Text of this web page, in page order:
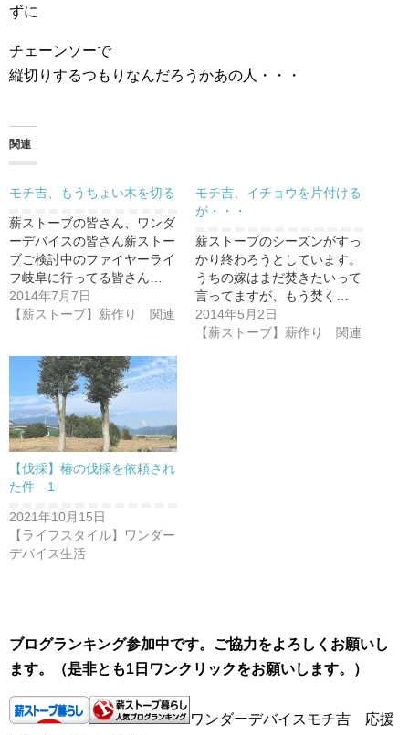
ずに
チェーンソーで
縦切りするつもりなんだろうかあの人・・・
関連
モチ吉、もうちょい木を切る
薪ストーブの皆さん、ワンダ
ーデバイスの皆さん薪ストー
ブご検討中のファイヤーライ
フ岐阜に行ってる皆さん…
2014年7月7日
【薪ストーブ】薪作り 関連
モチ吉、イチョウを片付ける
が・・・
薪ストーブのシーズンがすっ
かり終わろうとしています。
うちの嫁はまだ焚きたいって
言ってますが、もう焚く…
2014年5月2日
【薪ストーブ】薪作り 関連
【伐採】椿の伐採を依頼され
た件 1
2021年10月15日
【ライフスタイル】ワンダー
デバイス生活
ブログランキング参加中です。ご協力をよろしくお願いし
ます。（是非とも1日ワンクリックをお願いします。）
ワンダーデバイスモチ吉 応援